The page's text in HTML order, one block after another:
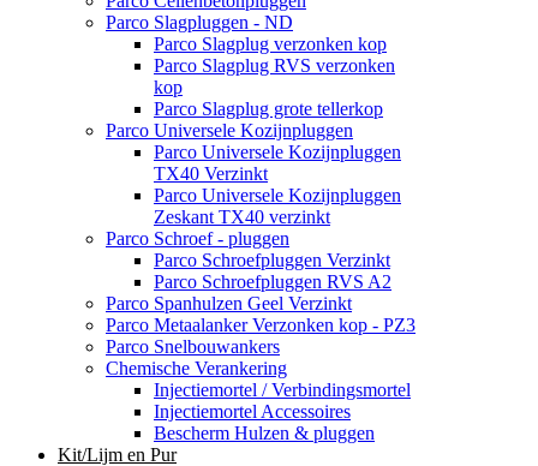
Parco Slagpluggen - ND
Parco Slagplug verzonken kop
Parco Slagplug RVS verzonken
kop
Parco Slagplug grote tellerkop
Parco Universele Kozijnpluggen
Parco Universele Kozijnpluggen
TX40 Verzinkt
Parco Universele Kozijnpluggen
Zeskant TX40 verzinkt
Parco Schroef - pluggen
Parco Schroefpluggen Verzinkt
Parco Schroefpluggen RVS A2
Parco Spanhulzen Geel Verzinkt
Parco Metaalanker Verzonken kop - PZ3
Parco Snelbouwankers
Chemische Verankering
Injectiemortel / Verbindingsmortel
Injectiemortel Accessoires
Bescherm Hulzen & pluggen
Kit/Lijm en Pur